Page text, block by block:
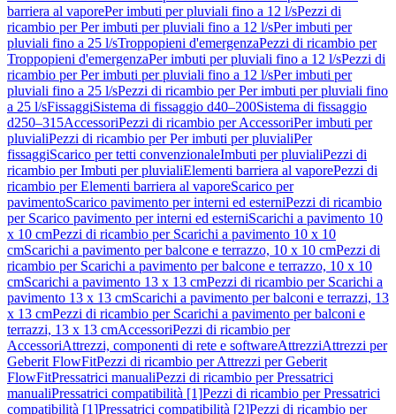
barriera al vaporePer imbuti per pluviali fino a 12 l/sPezzi di
ricambio per Per imbuti per pluviali fino a 12 l/sPer imbuti per
pluviali fino a 25 l/sTroppopieni d'emergenzaPezzi di ricambio per
Troppopieni d'emergenzaPer imbuti per pluviali fino a 12 l/sPezzi di
ricambio per Per imbuti per pluviali fino a 12 l/sPer imbuti per
pluviali fino a 25 l/sPezzi di ricambio per Per imbuti per pluviali fino
a 25 l/sFissaggiSistema di fissaggio d40–200Sistema di fissaggio
d250–315AccessoriPezzi di ricambio per AccessoriPer imbuti per
pluvialiPezzi di ricambio per Per imbuti per pluvialiPer
fissaggiScarico per tetti convenzionaleImbuti per pluvialiPezzi di
ricambio per Imbuti per pluvialiElementi barriera al vaporePezzi di
ricambio per Elementi barriera al vaporeScarico per
pavimentoScarico pavimento per interni ed esterniPezzi di ricambio
per Scarico pavimento per interni ed esterniScarichi a pavimento 10
x 10 cmPezzi di ricambio per Scarichi a pavimento 10 x 10
cmScarichi a pavimento per balcone e terrazzo, 10 x 10 cmPezzi di
ricambio per Scarichi a pavimento per balcone e terrazzo, 10 x 10
cmScarichi a pavimento 13 x 13 cmPezzi di ricambio per Scarichi a
pavimento 13 x 13 cmScarichi a pavimento per balconi e terrazzi, 13
x 13 cmPezzi di ricambio per Scarichi a pavimento per balconi e
terrazzi, 13 x 13 cmAccessoriPezzi di ricambio per
AccessoriAttrezzi, componenti di rete e softwareAttrezziAttrezzi per
Geberit FlowFitPezzi di ricambio per Attrezzi per Geberit
FlowFitPressatrici manualiPezzi di ricambio per Pressatrici
manualiPressatrici compatibilità [1]Pezzi di ricambio per Pressatrici
compatibilità [1]Pressatrici compatibilità [2]Pezzi di ricambio per